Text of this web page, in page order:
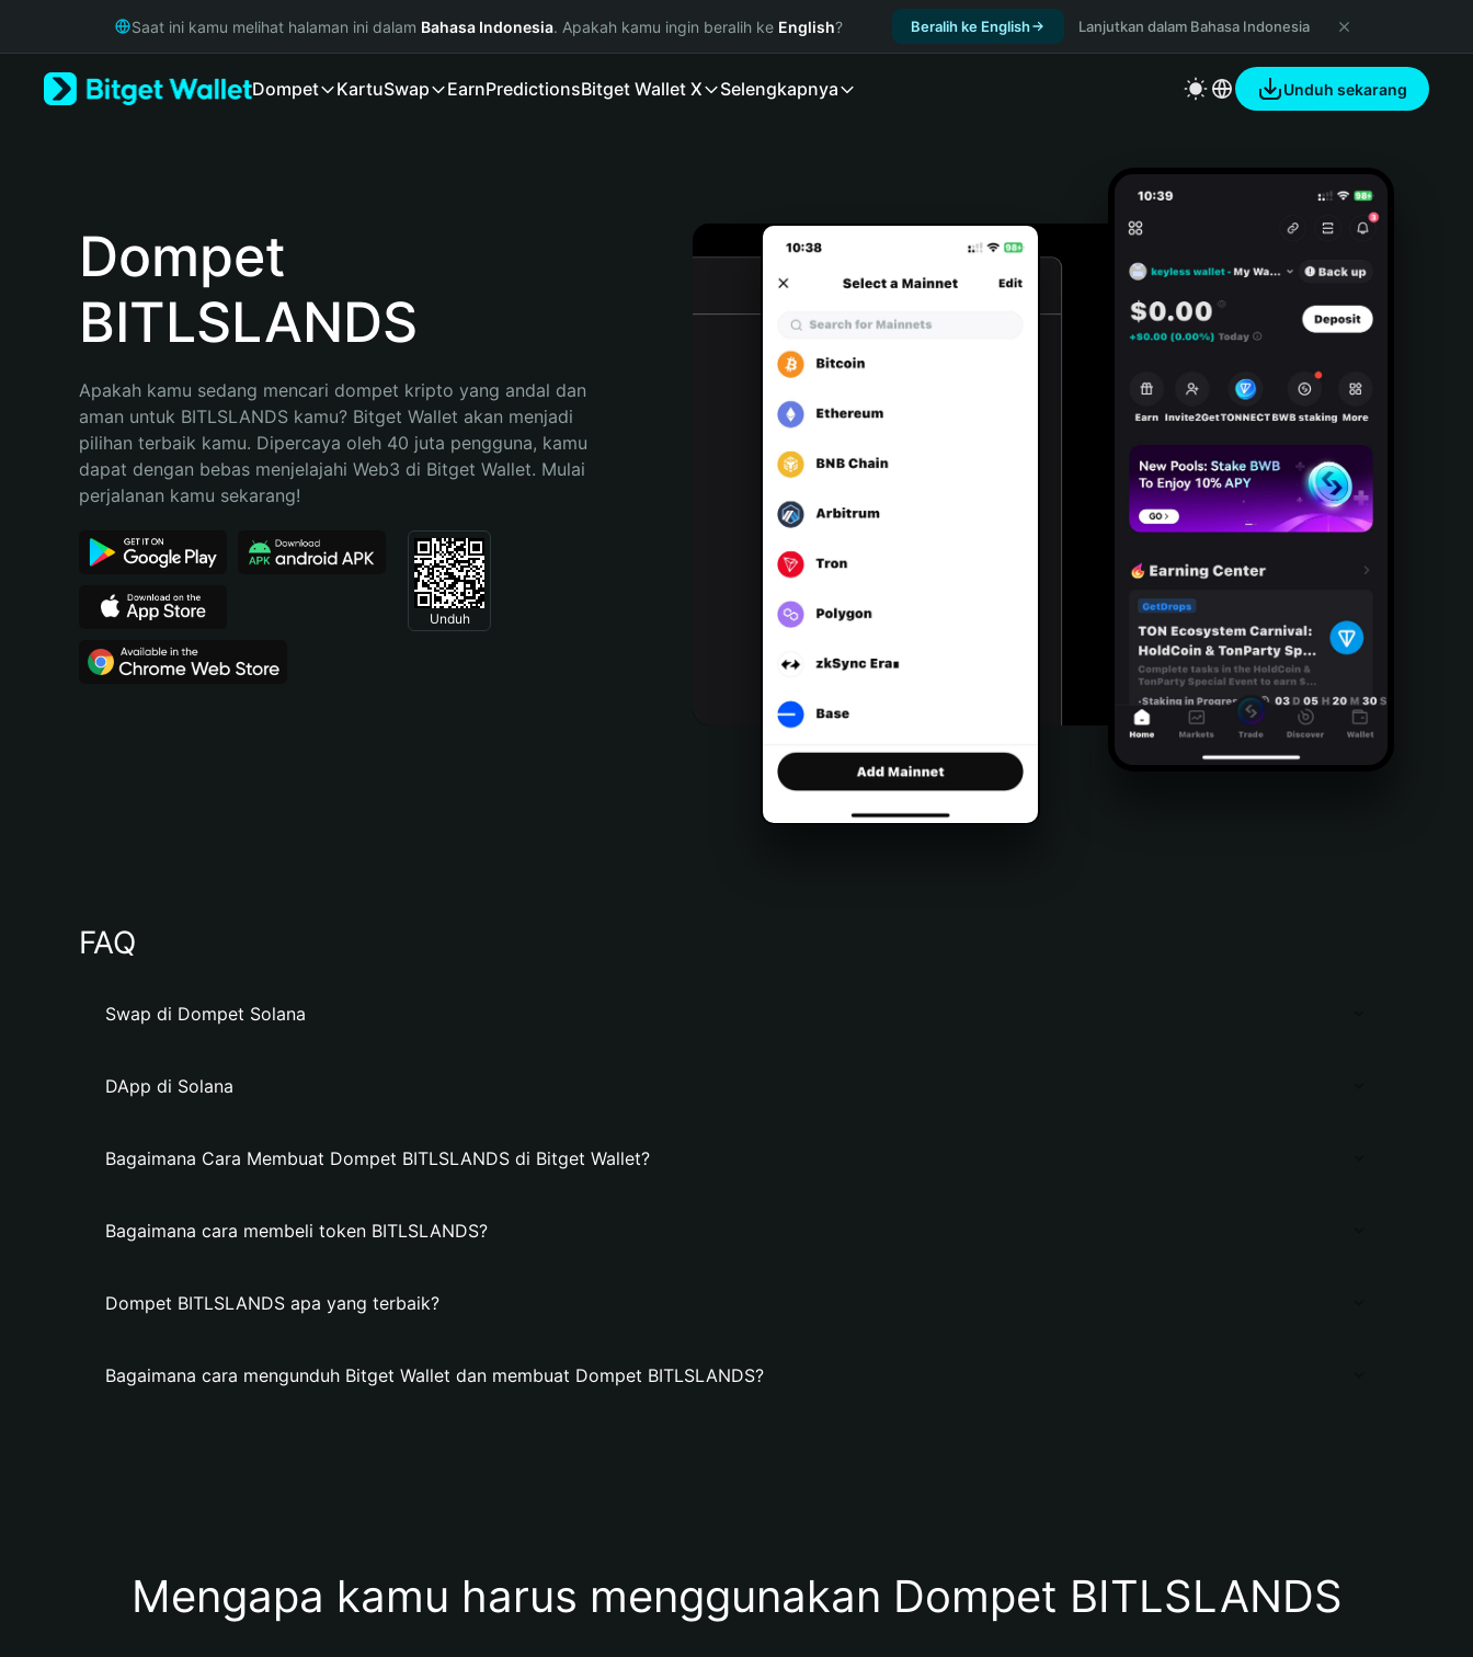
Русский
Português (Portugal)
Bahasa Indonesia
Português (Brasil)
Español (Argentina)
Saat ini kamu melihat halaman ini dalam Bahasa Indonesia. Apakah kamu ingin beralih ke English? Beralih ke English Lanjutkan dalam Bahasa Indonesia
Dompet KartuSwap EarnPredictionsBitget Wallet X Selengkapnya Unduh sekarang
Dompet
BITLSLANDS
Apakah kamu sedang mencari dompet kripto yang andal dan
aman untuk BITLSLANDS kamu? Bitget Wallet akan menjadi
pilihan terbaik kamu. Dipercaya oleh 40 juta pengguna, kamu
dapat dengan bebas menjelajahi Web3 di Bitget Wallet. Mulai
perjalanan kamu sekarang!
Unduh
FAQ
Swap di Dompet Solana
DApp di Solana
Bagaimana Cara Membuat Dompet BITLSLANDS di Bitget Wallet?
Bagaimana cara membeli token BITLSLANDS?
Dompet BITLSLANDS apa yang terbaik?
Bagaimana cara mengunduh Bitget Wallet dan membuat Dompet BITLSLANDS?
Mengapa kamu harus menggunakan Dompet BITLSLANDS